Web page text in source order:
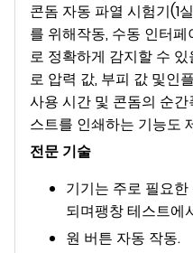
콘돔 자동 파열 시험기(1
를 위해작동, 수동 인터
로 정확하게 감지할 수
로 압력 값, 부피 값 및인
사용 시간 및 콘돔의 순간
스트를 인쇄하는 기능도
전문 기술
기기는 주로 필요
되며팽창 테스트에
원 버튼 자동 작동.